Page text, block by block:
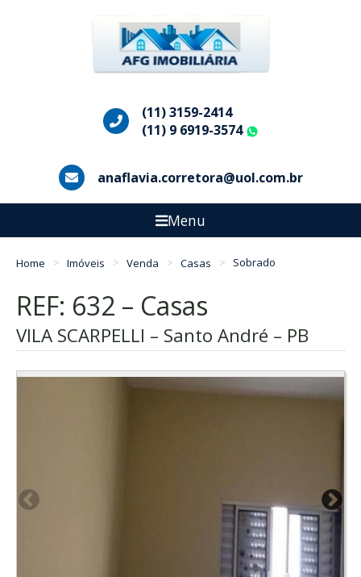
(11) 3159-2414
(11) 9 6919-3574
anaflavia.corretora@uol.com.br
Menu
Home Imóveis Venda Casas Sobrado
REF: 632 – Casas
VILA SCARPELLI – Santo André – PB